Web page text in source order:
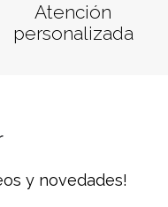
Atención
personalizada
y novedades!